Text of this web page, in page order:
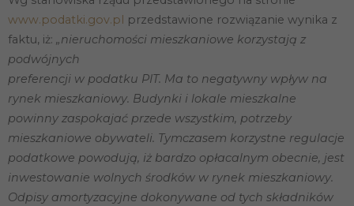
www.podatki.gov.pl przedstawione rozwiązanie wynika z
faktu, iż: „nieruchomości mieszkaniowe korzystają z
podwójnych
preferencji w podatku PIT. Ma to negatywny wpływ na
rynek mieszkaniowy. Budynki i lokale mieszkalne
powinny zaspokajać przede wszystkim, potrzeby
mieszkaniowe obywateli. Tymczasem korzystne regulacje
podatkowe powodują, iż bardzo opłacalnym obecnie, jest
inwestowanie wolnych środków w rynek mieszkaniowy.
Odpisy amortyzacyjne dokonywane od tych składników